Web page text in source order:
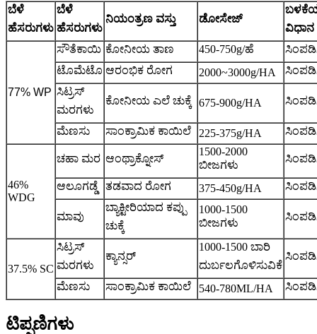
ಬೆಳೆ
ಹೆಸರುಗಳು
ಬೆಳೆ
ಹೆಸರುಗಳು
ನಿಯಂತ್ರಣ ವಸ್ತು ಡೋಸೇಜ್
ವಿಧಾನ
77% WP
ಸೌತೆಕಾಯಿ ಕೋನೀಯ ತಾಣ 450-750g/ಹೆ
ಟೊಮೆಟೊ ಆರಂಭಿಕ ರೋಗ 2000~3000g/HA
ಸಿಟ್ರಸ್
ಮರಗಳು
ಕೋನೀಯ ಎಲೆ ಚುಕ್ಕೆ 675-900g/HA
ಮೆಣಸು ಸಾಂಕ್ರಾಮಿಕ ಕಾಯಿಲೆ 225-375g/HA
46%
WDG
ಚಹಾ ಮರ ಆಂಥ್ರಾಕ್ನೋಸ್
1500-2000
ಬೀಜಗಳು
ಆಲೂಗಡ್ಡೆ ತಡವಾದ ರೋಗ 375-450g/HA
ಮಾವು
ಬ್ಯಾಕ್ಟೀರಿಯಾದ ಕಪ್ಪು
ಚುಕ್ಕೆ
1000-1500
ಬೀಜಗಳು
37.5% SC
ಸಿಟ್ರಸ್
ಮರಗಳು
ಕ್ಯಾನ್ಸರ್
1000-1500 ಬಾರಿ
ದುರ್ಬಲಗೊಳಿಸುವಿಕೆ
ಮೆಣಸು ಸಾಂಕ್ರಾಮಿಕ ಕಾಯಿಲೆ 540-780ML/HA
ಟಿಪ್ಪಣಿಗಳು